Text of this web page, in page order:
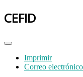
CEFID
Imprimir
Correo electrónico